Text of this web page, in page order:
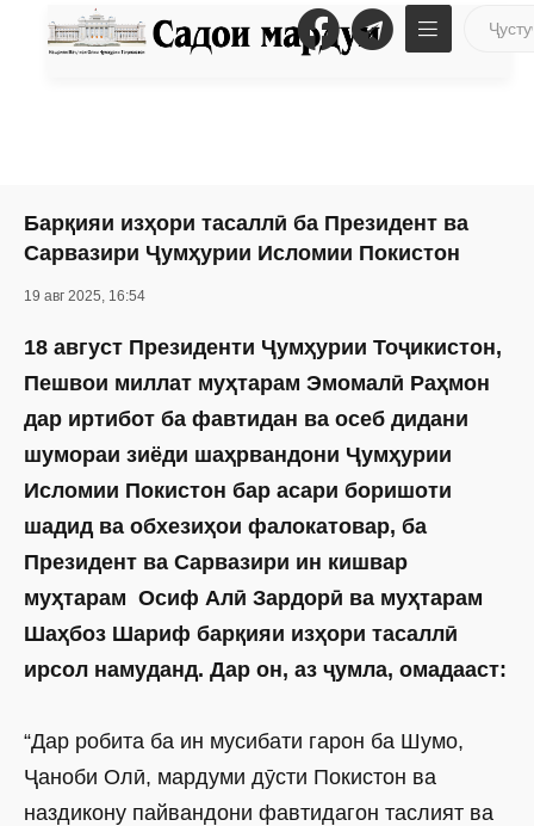
Барқияи изҳори тасаллӣ ба Президент ва
Сарвазири Ҷумҳурии Исломии Покистон
19 авг 2025, 16:54
18 август Президенти Ҷумҳурии Тоҷикистон,
Пешвои миллат муҳтарам Эмомалӣ Раҳмон
дар иртибот ба фавтидан ва осеб дидани
шумораи зиёди шаҳрвандони Ҷумҳурии
Исломии Покистон бар асари боришоти
шадид ва обхезиҳои фалокатовар, ба
Президент ва Сарвазири ин кишвар
муҳтарам Осиф Алӣ Зардорӣ ва муҳтарам
Шаҳбоз Шариф барқияи изҳори тасаллӣ
ирсол намуданд. Дар он, аз ҷумла, омадааст:
“Дар робита ба ин мусибати гарон ба Шумо,
Ҷаноби Олӣ, мардуми дӯсти Покистон ва
наздикону пайвандони фавтидагон таслият ва